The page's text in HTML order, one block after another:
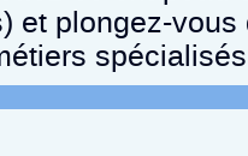
et plongez-vous